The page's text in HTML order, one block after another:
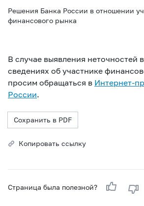
Решения Банка России в отношении
финансового рынка
В случае выявления неточностей
сведениях об участнике
просим обращаться в Интернет-
России.
Сохранить в PDF
Копировать ссылку
Страница была полезной?